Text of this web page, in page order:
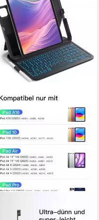
für iPad 11 Gen A16, iPad Air